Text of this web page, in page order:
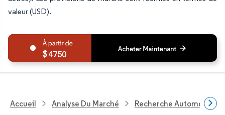
valeur (USD).
4750
Accueil Analyse Du Marché Recherche Automobile